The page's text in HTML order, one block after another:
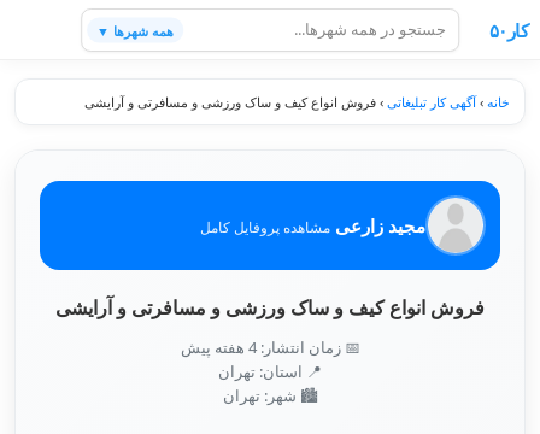
کار۵۰ همه شهرها ▼
خانه ›آگهی کار تبلیغاتی › فروش انواع کیف و ساک ورزشی و مسافرتی و آرایشی
مجید زارعی مشاهده پروفایل کامل
فروش انواع کیف و ساک ورزشی و مسافرتی و آرایشی
📅 زمان انتشار: 4 هفته پیش
📍 استان: تهران
🏙️ شهر: تهران